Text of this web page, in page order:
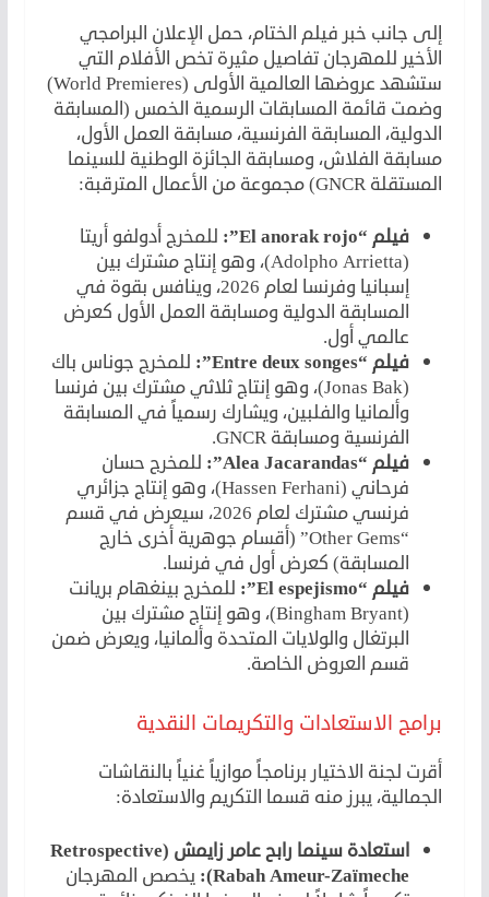
إلى جانب خبر فيلم الختام، حمل الإعلان البرامجي
الأخير للمهرجان تفاصيل مثيرة تخص الأفلام التي
ستشهد عروضها العالمية الأولى (World Premieres)
وضمت قائمة المسابقات الرسمية الخمس (المسابقة
الدولية، المسابقة الفرنسية، مسابقة العمل الأول،
مسابقة الفلاش، ومسابقة الجائزة الوطنية للسينما
المستقلة GNCR) مجموعة من الأعمال المترقبة:
فيلم “El anorak rojo”:
للمخرج أدولفو أريتا
(Adolpho Arrietta)، وهو إنتاج مشترك بين
إسبانيا وفرنسا لعام 2026، وينافس بقوة في
المسابقة الدولية ومسابقة العمل الأول كعرض
عالمي أول.
فيلم “Entre deux songes”:
للمخرج جوناس باك
(Jonas Bak)، وهو إنتاج ثلاثي مشترك بين فرنسا
وألمانيا والفلبين، ويشارك رسمياً في المسابقة
الفرنسية ومسابقة GNCR.
فيلم “Alea Jacarandas”:
للمخرج حسان
فرحاني (Hassen Ferhani)، وهو إنتاج جزائري
فرنسي مشترك لعام 2026، سيعرض في قسم
“Other Gems” (أقسام جوهرية أخرى خارج
المسابقة) كعرض أول في فرنسا.
فيلم “El espejismo”:
للمخرج بينغهام بريانت
(Bingham Bryant)، وهو إنتاج مشترك بين
البرتغال والولايات المتحدة وألمانيا، ويعرض ضمن
قسم العروض الخاصة.
برامج الاستعادات والتكريمات النقدية
أقرت لجنة الاختيار برنامجاً موازياً غنياً بالنقاشات
الجمالية، يبرز منه قسما التكريم والاستعادة:
استعادة سينما رابح عامر زايمش (Retrospective
Rabah Ameur-Zaïmeche):
يخصص المهرجان